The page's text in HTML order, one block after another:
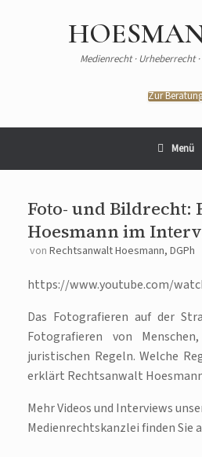
Medienrecht · Urheberrecht
Zur
Menü
Foto- und Bildrecht:
Hoesmann im
von Rechtsanwalt Hoesmann, DGPh
https://www.youtube.com/
Das Fotografieren auf der
Fotografieren von
juristischen Regeln. Welche
erklärt Rechtsanwalt
Mehr Videos und Interviews
Medienrechtskanzlei finden Sie